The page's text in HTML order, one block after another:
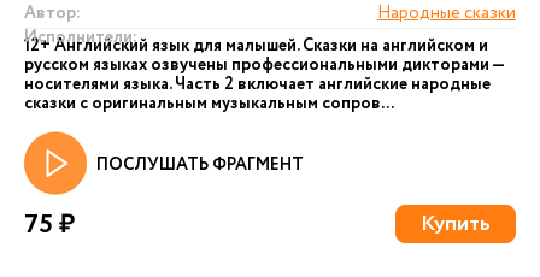
Автор:
Народные сказки
Исполнители:
12+ Английский язык для малышей. Сказки на английском и
русском языках озвучены профессиональными дикторами —
носителями языка. Часть 2 включает английские народные
сказки с оригинальным музыкальным сопров...
ПОСЛУШАТЬ ФРАГМЕНТ
75 ₽ Купить